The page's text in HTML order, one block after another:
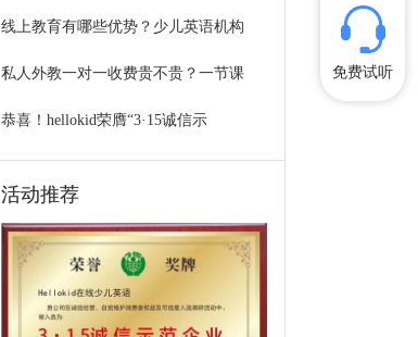
线上教育有哪些优势？少儿英语机构
私人外教一对一收费贵不贵？一节课
恭喜！hellokid荣膺“3·15诚信示
活动推荐
免费试听